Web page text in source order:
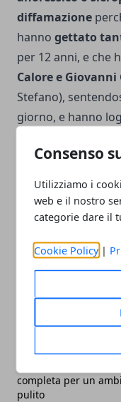
Consenso
Utilizziamo i
web e il nostro
categorie dare il
Cookie Policy |
diffamazione
hanno gettato
per 12 anni, e che
Calore e Giovanni
Stefano),
giorno, e hanno
uomini
addirittura che si
Facebook
Twitter
completa per un
pulito